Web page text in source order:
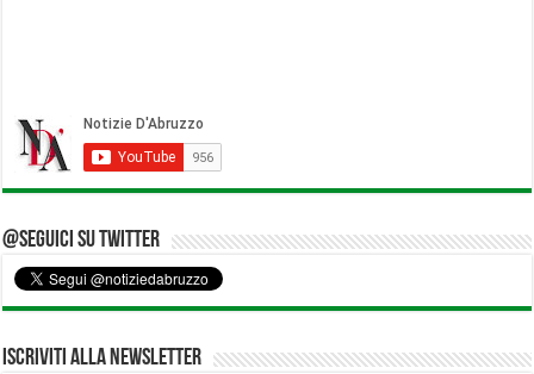
@Seguici su Twitter
Iscriviti alla Newsletter